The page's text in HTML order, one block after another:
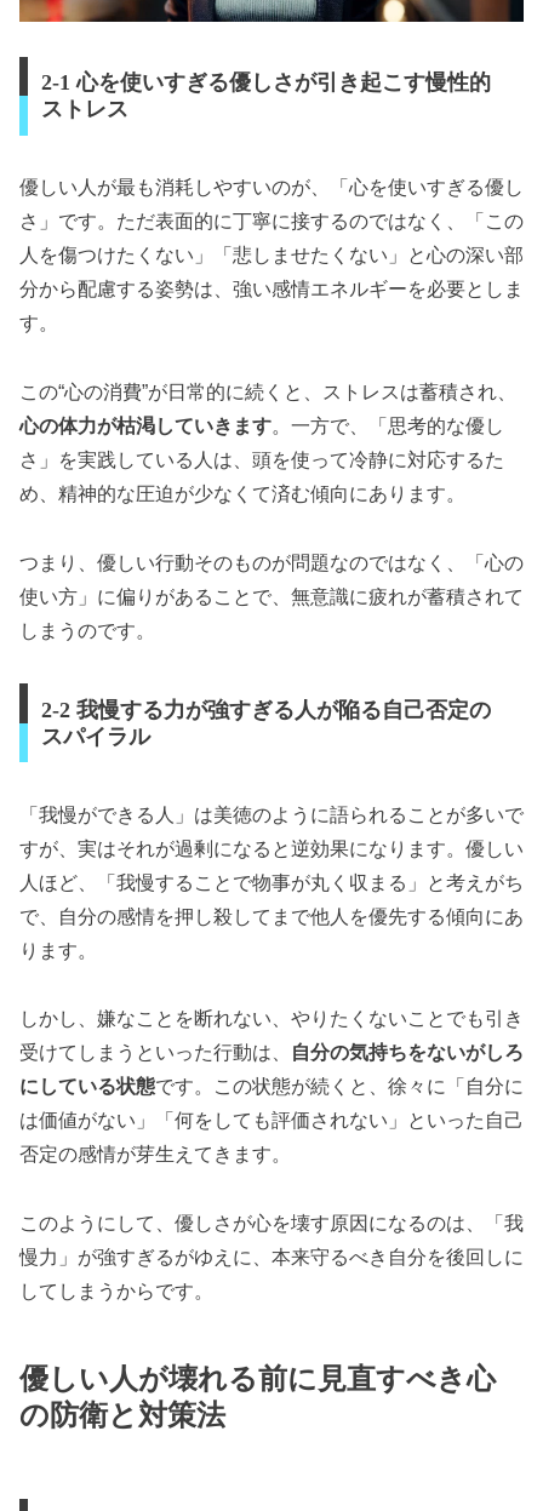
2-1 心を使いすぎる優しさが引き起こす慢性的
ストレス
優しい人が最も消耗しやすいのが、「心を使いすぎる優し
さ」です。ただ表面的に丁寧に接するのではなく、「この
人を傷つけたくない」「悲しませたくない」と心の深い部
分から配慮する姿勢は、強い感情エネルギーを必要としま
す。
この“心の消費”が日常的に続くと、ストレスは蓄積され、
心の体力が枯渇していきます。一方で、「思考的な優し
さ」を実践している人は、頭を使って冷静に対応するた
め、精神的な圧迫が少なくて済む傾向にあります。
つまり、優しい行動そのものが問題なのではなく、「心の
使い方」に偏りがあることで、無意識に疲れが蓄積されて
しまうのです。
2-2 我慢する力が強すぎる人が陥る自己否定の
スパイラル
「我慢ができる人」は美徳のように語られることが多いで
すが、実はそれが過剰になると逆効果になります。優しい
人ほど、「我慢することで物事が丸く収まる」と考えがち
で、自分の感情を押し殺してまで他人を優先する傾向にあ
ります。
しかし、嫌なことを断れない、やりたくないことでも引き
受けてしまうといった行動は、
自分の気持ちをないがしろ
にしている状態です。この状態が続くと、徐々に「自分に
は価値がない」「何をしても評価されない」といった自己
否定の感情が芽生えてきます。
このようにして、優しさが心を壊す原因になるのは、「我
慢力」が強すぎるがゆえに、本来守るべき自分を後回しに
してしまうからです。
優しい人が壊れる前に見直すべき心
の防衛と対策法